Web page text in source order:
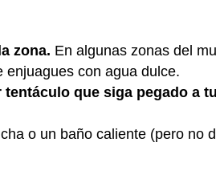
zona. En algunas zonas del
enjuagues con agua dulce.
que siga pegado a
o un baño caliente (pero no